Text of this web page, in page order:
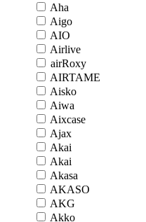
Aha
Aigo
AIO
Airlive
airRoxy
AIRTAME
Aisko
Aiwa
Aixcase
Ajax
Akai
Akai
Akasa
AKASO
AKG
Akko